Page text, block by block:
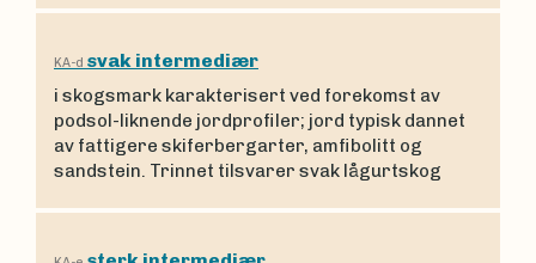
KA-d svak intermediær
i skogsmark karakterisert ved forekomst av
podsol-liknende jordprofiler; jord typisk dannet
av fattigere skiferbergarter, amfibolitt og
sandstein. Trinnet tilsvarer svak lågurtskog